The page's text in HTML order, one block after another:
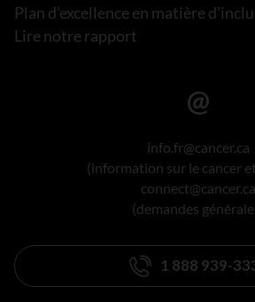
Plan d’excellence en matière
Lire notre rapport
info.fr@cancer.ca
(information sur le cancer
connect@cancer.ca
(demandes
1 888 939-